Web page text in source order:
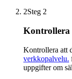
2Steg 2
Kontrollera att
verkkopalvelu.
uppgifter om